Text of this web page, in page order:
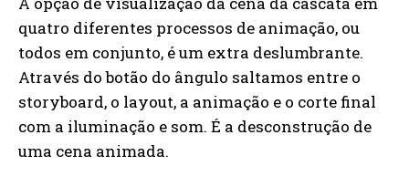
quatro diferentes processos de animação, ou
todos em conjunto, é um extra deslumbrante.
Através do botão do ângulo saltamos entre o
storyboard, o layout, a animação e o corte final
com a iluminação e som. É a desconstrução de
uma cena animada.